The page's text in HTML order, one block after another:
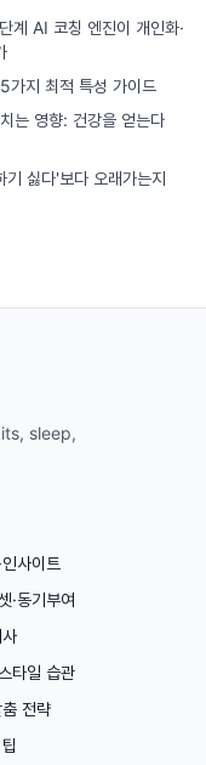
AI 코칭 엔진이 개인화·
가지 최적 특성 가이드
는 영향: 건강을 얻는다
싫다'보다 오래가는지
sleep,
인사이트
·동기부여
사
타일 습관
전략